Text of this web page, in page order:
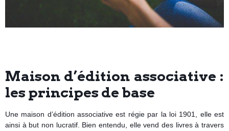
Maison d’édition associative :
les principes de base
Une maison d’édition associative est régie par la loi 1901, elle est
ainsi à but non lucratif. Bien entendu, elle vend des livres à travers